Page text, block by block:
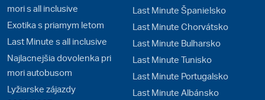
mori s all inclusive
Exotika s priamym letom
Last Minute s all inclusive
Najlacnejšia dovolenka pri
mori autobusom
Lyžiarske zájazdy
Last Minute Španielsko
Last Minute Chorvátsko
Last Minute Bulharsko
Last Minute Tunisko
Last Minute Portugalsko
Last Minute Albánsko